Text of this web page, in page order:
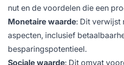
nut en de voordelen die een
Monetaire waarde: Dit verwijst
aspecten, inclusief
besparingspotentieel.
Sociale waarde: Dit omvat